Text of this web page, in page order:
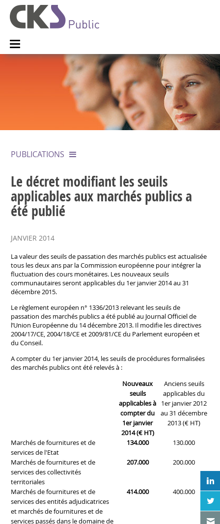
W
N
PUBLICATIONS
Le décret modifiant les seuils
applicables aux marchés publics a
été publié
JANVIER 2014
La valeur des seuils de passation des marchés publics est actualisée
tous les deux ans par la Commission européenne pour intégrer la
fluctuation des cours monétaires. Les nouveaux seuils
communautaires seront applicables du 1er janvier 2014 au 31
décembre 2015.
Le règlement européen n° 1336/2013 relevant les seuils de
passation des marchés publics a été publié au Journal Officiel de
l’Union Européenne du 14 décembre 2013. Il modifie les directives
2004/17/CE, 2004/18/CE et 2009/81/CE du Parlement européen et
du Conseil.
A compter du 1er janvier 2014, les seuils de procédures formalisées
des marchés publics ont été relevés à :
Nouveaux
seuils
applicables à
compter du
1er janvier
2014 (€ HT)
Anciens seuils
applicables du
1er janvier 2012
au 31 décembre
2013 (€ HT)
Marchés de fournitures et de
services de l'Etat
134.000 130.000
Marchés de fournitures et de
services des collectivités
territoriales
207.000 200.000
Marchés de fournitures et de
services des entités adjudicatrices
et marchés de fournitures et de
services passés dans le domaine de
414.000 400.000